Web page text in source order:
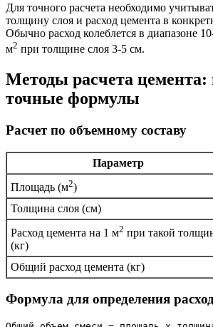
Для точного расчета необходимо
толщину слоя и расход цемента в
Обычно расход колеблется в диапазоне
м2 при толщине слоя 3-5 см.
Методы расчета цемента:
точные формулы
Расчет по объемному составу
Параметр
Площадь (м2)
Толщина слоя (см)
Расход цемента на 1 м2 при такой
(кг)
Общий расход цемента (кг)
Формула для определения